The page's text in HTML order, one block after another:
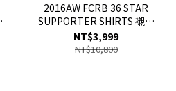
2016AW FCRB 36 STAR
SUPPORTER SHIRTS 襯衫
黑 迷彩 FCRB-167057
NT$3,999
NT$10,800